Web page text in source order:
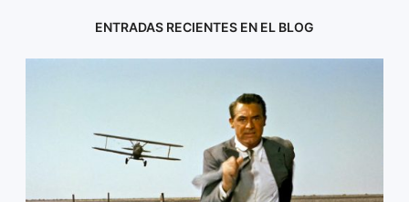
ENTRADAS RECIENTES EN EL BLOG